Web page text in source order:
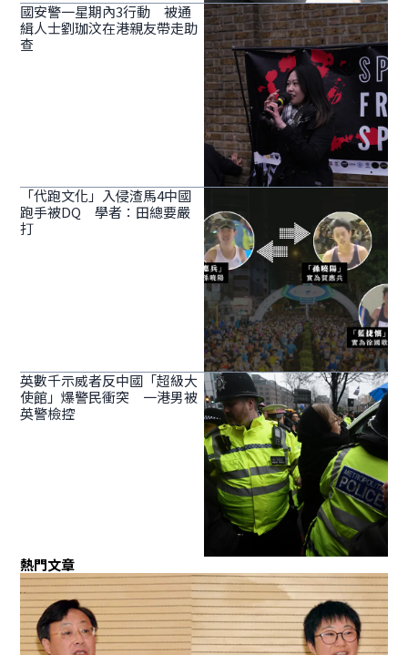
國安警一星期內3行動 被通
緝人士劉珈汶在港親友帶走助
查
「代跑文化」入侵渣馬4中國
跑手被DQ 學者：田總要嚴
打
英數千示威者反中國「超級大
使館」爆警民衝突 一港男被
英警檢控
熱門文章